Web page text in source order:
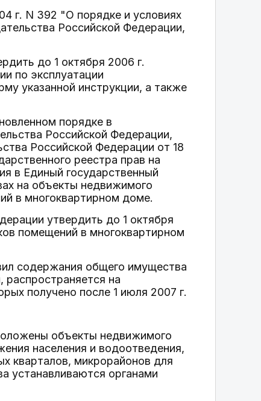
г. N 392 "О порядке и условиях
Российской Федерации,
до 1 октября 2006 г.
по эксплуатации
указанной инструкции, а также
порядке в
Российской Федерации,
Российской Федерации от 18
реестра прав на
в Единый государственный
на объекты недвижимого
в многоквартирном доме.
утвердить до 1 октября
помещений в многоквартирном
содержания общего имущества
на
получено после 1 июля 2007 г.
объекты недвижимого
населения и водоотведения,
кварталов, микрорайонов для
устанавливаются органами